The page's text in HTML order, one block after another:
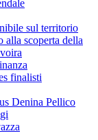
sul territorio
scoperta della
finalisti
Denina Pellico